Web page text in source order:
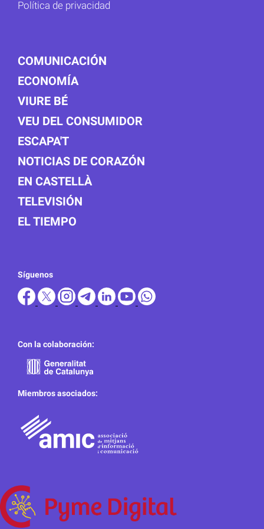
Política de privacidad
COMUNICACIÓN
ECONOMÍA
VIURE BÉ
VEU DEL CONSUMIDOR
ESCAPA'T
NOTICIAS DE CORAZÓN
EN CASTELLÀ
TELEVISIÓN
EL TIEMPO
Síguenos
Con la colaboración:
Miembros asociados: